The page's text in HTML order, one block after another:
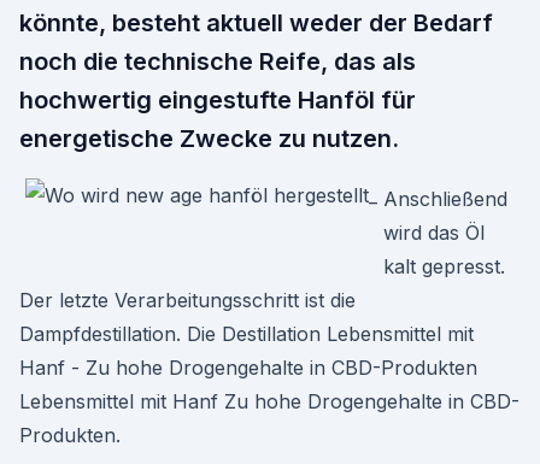
könnte, besteht aktuell weder der Bedarf
noch die technische Reife, das als
hochwertig eingestufte Hanföl für
energetische Zwecke zu nutzen.
Anschließend
wird das Öl
kalt gepresst.
Der letzte Verarbeitungsschritt ist die
Dampfdestillation. Die Destillation Lebensmittel mit
Hanf - Zu hohe Drogengehalte in CBD-Produkten
Lebensmittel mit Hanf Zu hohe Drogengehalte in CBD-
Produkten.